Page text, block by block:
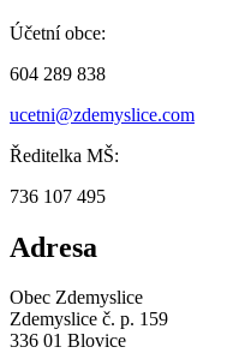
Účetní obce:
604 289 838
ucetni@zdemyslice.com
Ředitelka MŠ:
736 107 495
Adresa
Obec Zdemyslice
Zdemyslice č. p. 159
336 01 Blovice